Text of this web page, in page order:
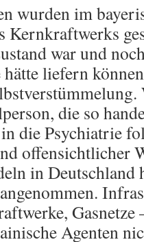
wurden im
Kernkraftwerks
war und
liefern
die so
die Psychiatrie
offensichtlicher
in Deutschland
Gasnetze
Agenten